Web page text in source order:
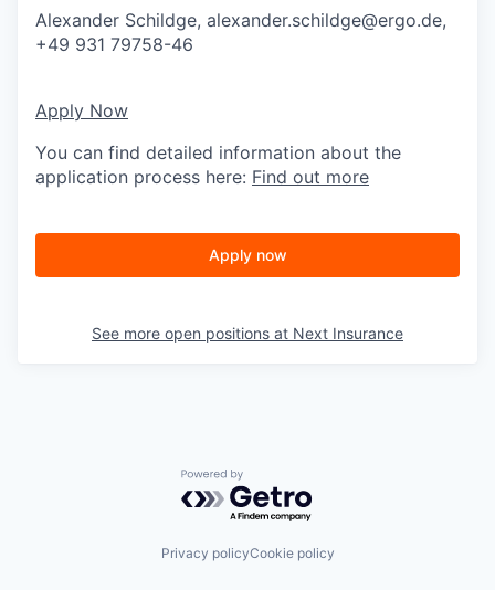
Alexander Schildge, alexander.schildge@ergo.de,
+49 931 79758-46
Apply Now
You can find detailed information about the
application process here: Find out more
Apply now
See more open positions at Next Insurance
Powered by Getro.com
Privacy policyCookie policy